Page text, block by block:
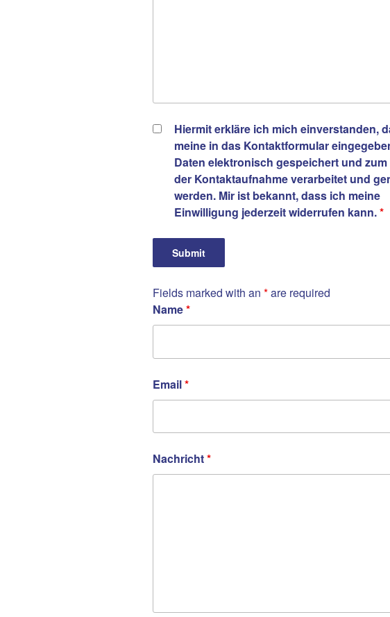
Hiermit erkläre ich mich einverstanden,
meine in das Kontaktformular
Daten elektronisch gespeichert und zum
der Kontaktaufnahme verarbeitet und
werden. Mir ist bekannt, dass ich meine
Einwilligung jederzeit widerrufen kann.*
Fields marked with an *are required
Name*
Email*
Nachricht*